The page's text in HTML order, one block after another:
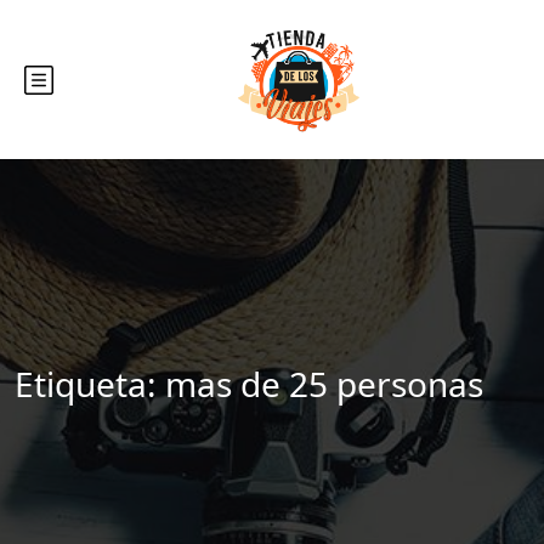
Etiqueta:mas de 25 personas